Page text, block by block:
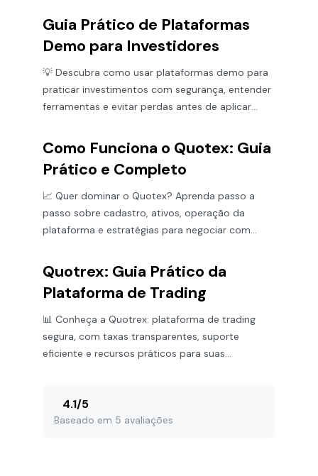
Guia Prático de Plataformas
Demo para Investidores
💡 Descubra como usar plataformas demo para
praticar investimentos com segurança, entender
ferramentas e evitar perdas antes de aplicar
Como Funciona o Quotex: Guia
Prático e Completo
📈 Quer dominar o Quotex? Aprenda passo a
passo sobre cadastro, ativos, operação da
plataforma e estratégias para negociar com
Quotrex: Guia Prático da
Plataforma de Trading
📊 Conheça a Quotrex: plataforma de trading
segura, com taxas transparentes, suporte
eficiente e recursos práticos para suas
4.1/5
Baseado em 5 avaliações